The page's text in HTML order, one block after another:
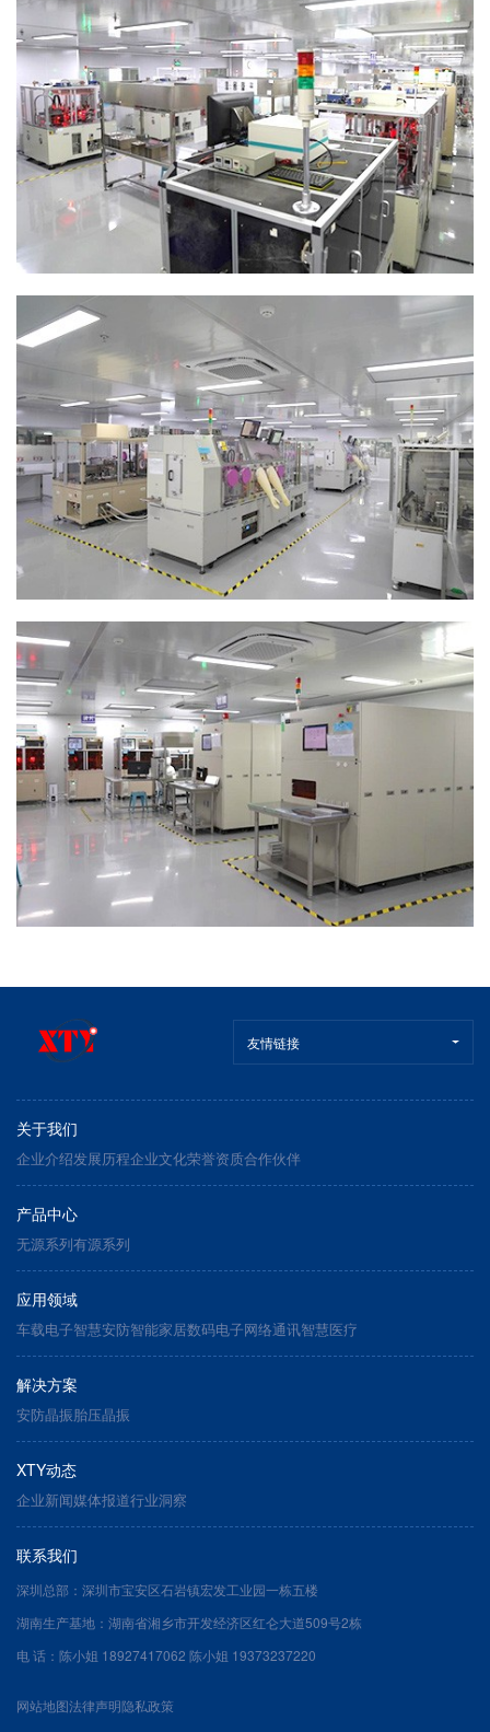
友情链接
关于我们
企业介绍发展历程企业文化荣誉资质合作伙伴
产品中心
无源系列有源系列
应用领域
车载电子智慧安防智能家居数码电子网络通讯智慧医疗
解决方案
安防晶振胎压晶振
XTY动态
企业新闻媒体报道行业洞察
联系我们
深圳总部：深圳市宝安区石岩镇宏发工业园一栋五楼
湖南生产基地：湖南省湘乡市开发经济区红仑大道509号2栋
电 话：陈小姐 18927417062 陈小姐 19373237220
网站地图法律声明隐私政策